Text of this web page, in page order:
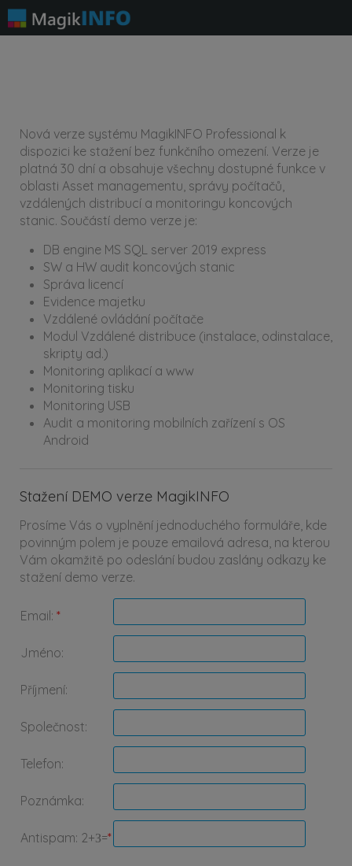
Nová verze systému MagikINFO Professional k
dispozici ke stažení bez funkčního omezení. Verze je
platná 30 dní a obsahuje všechny dostupné funkce v
oblasti Asset managementu, správy počítačů,
vzdálených distribucí a monitoringu koncových
stanic. Součástí demo verze je:
DB engine MS SQL server 2019 express
SW a HW audit koncových stanic
Správa licencí
Evidence majetku
Vzdálené ovládání počítače
Modul Vzdálené distribuce (instalace, odinstalace,
skripty ad.)
Monitoring aplikací a www
Monitoring tisku
Monitoring USB
Audit a monitoring mobilních zařízení s OS
Android
Stažení DEMO verze MagikINFO
Prosíme Vás o vyplnění jednoduchého formuláře, kde
povinným polem je pouze emailová adresa, na kterou
Vám okamžitě po odeslání budou zaslány odkazy ke
stažení demo verze.
Email: *
Jméno:
Příjmení:
Společnost:
Telefon:
Poznámka:
Antispam: 2+З=*